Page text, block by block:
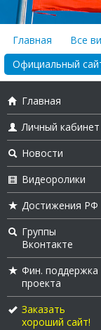
Главная
Все
Официальный
Главная
Личный кабинет
Новости
Видеоролики
Достижения РФ
Группы
Вконтакте
Фин. поддержка
проекта
Заказать
хороший сайт!